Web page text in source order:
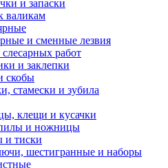
и запаски
валикам
и сменные лезвия
работ
и заклепки
скобы
стамески и зубила
клещи и кусачки
и ножницы
и тиски
шестигранные и наборы